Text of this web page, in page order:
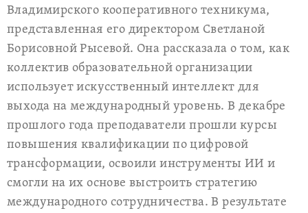
Владимирского кооперативного техникума,
представленная его директором Светланой
Борисовной Рыcевой. Она рассказала о том, как
коллектив образовательной организации
использует искусственный интеллект для
выхода на международный уровень. В декабре
прошлого года преподаватели прошли курсы
повышения квалификации по цифровой
трансформации, освоили инструменты ИИ и
смогли на их основе выстроить стратегию
международного сотрудничества. В результате